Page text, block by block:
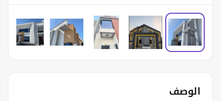
الوصف